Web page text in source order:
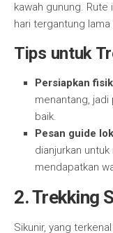
kawah gunung.
hari tergantung
Tips untuk
Persiapkan
menantang, jadi
baik.
Pesan guide
dianjurkan
mendapatkan
2. Trekking
Sikunir, yang